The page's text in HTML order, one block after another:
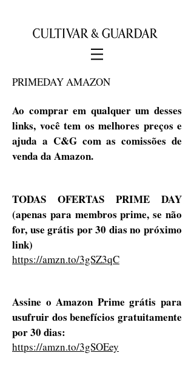
PRIMEDAY AMAZON
Ao comprar em qualquer um desses
links, você tem os melhores preços e
ajuda a C&G com as comissões de
venda da Amazon.
TODAS OFERTAS PRIME DAY
(apenas para membros prime, se não
for, use grátis por 30 dias no próximo
link)
https://amzn.to/3gSZ3qC
Assine o Amazon Prime grátis para
usufruir dos benefícios gratuitamente
por 30 dias:
https://amzn.to/3gSOEey